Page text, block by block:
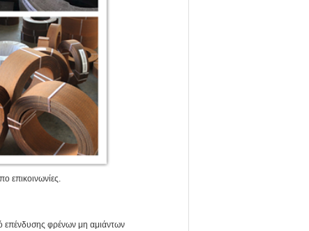
επένδυσης φρένων μη αμιάντων